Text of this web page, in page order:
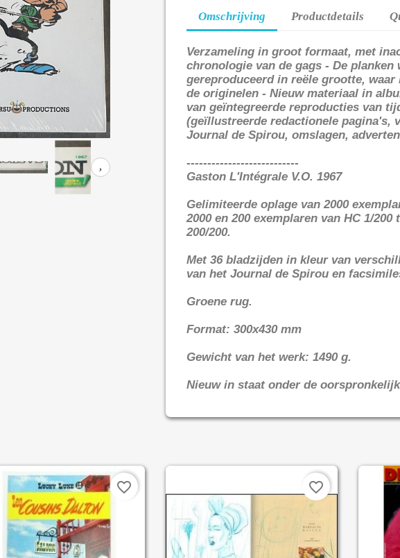
›
Omschrijving Productdetails
Verzameling in groot formaat, met
chronologie van de gags - De planken
gereproduceerd in reële grootte, waar
de originelen - Nieuw materiaal in
van geïntegreerde reproducties van
(geïllustreerde redactionele pagina's,
Journal de Spirou, omslagen,
---------------------------
Gaston L'Intégrale V.O. 1967
Gelimiteerde oplage van 2000
2000 en 200 exemplaren van HC 1/200
200/200.
Met 36 bladzijden in kleur van
van het Journal de Spirou en
Groene rug.
Format: 300x430 mm
Gewicht van het werk: 1490 g.
Nieuw in staat onder de
favorite_border favorite_border